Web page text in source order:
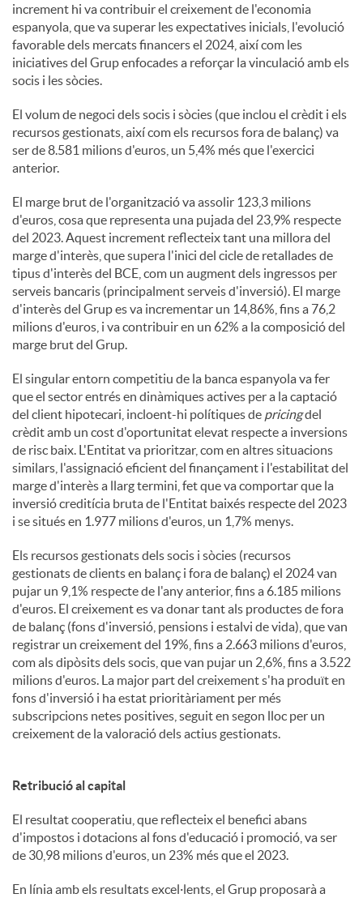
increment hi va contribuir el creixement de l'economia
espanyola, que va superar les expectatives inicials, l'evolució
favorable dels mercats financers el 2024, així com les
iniciatives del Grup enfocades a reforçar la vinculació amb els
socis i les sòcies.
El volum de negoci dels socis i sòcies (que inclou el crèdit i els
recursos gestionats, així com els recursos fora de balanç) va
ser de 8.581 milions d'euros, un 5,4% més que l'exercici
anterior.
El marge brut de l'organització va assolir 123,3 milions
d'euros, cosa que representa una pujada del 23,9% respecte
del 2023. Aquest increment reflecteix tant una millora del
marge d'interès, que supera l'inici del cicle de retallades de
tipus d'interès del BCE, com un augment dels ingressos per
serveis bancaris (principalment serveis d'inversió). El marge
d'interès del Grup es va incrementar un 14,86%, fins a 76,2
milions d'euros, i va contribuir en un 62% a la composició del
marge brut del Grup.
El singular entorn competitiu de la banca espanyola va fer
que el sector entrés en dinàmiques actives per a la captació
del client hipotecari, incloent-hi polítiques de pricingdel
crèdit amb un cost d'oportunitat elevat respecte a inversions
de risc baix. L'Entitat va prioritzar, com en altres situacions
similars, l'assignació eficient del finançament i l'estabilitat del
marge d'interès a llarg termini, fet que va comportar que la
inversió creditícia bruta de l'Entitat baixés respecte del 2023
i se situés en 1.977 milions d'euros, un 1,7% menys.
Els recursos gestionats dels socis i sòcies (recursos
gestionats de clients en balanç i fora de balanç) el 2024 van
pujar un 9,1% respecte de l'any anterior, fins a 6.185 milions
d'euros. El creixement es va donar tant als productes de fora
de balanç (fons d'inversió, pensions i estalvi de vida), que van
registrar un creixement del 19%, fins a 2.663 milions d'euros,
com als dipòsits dels socis, que van pujar un 2,6%, fins a 3.522
milions d'euros. La major part del creixement s'ha produït en
fons d'inversió i ha estat prioritàriament per més
subscripcions netes positives, seguit en segon lloc per un
creixement de la valoració dels actius gestionats.
Retribució al capital
El resultat cooperatiu, que reflecteix el benefici abans
d'impostos i dotacions al fons d'educació i promoció, va ser
de 30,98 milions d'euros, un 23% més que el 2023.
En línia amb els resultats excel·lents, el Grup proposarà a